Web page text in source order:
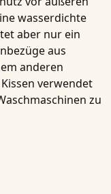
wasserdichte
aber nur ein
aus
anderen
verwendet
zu